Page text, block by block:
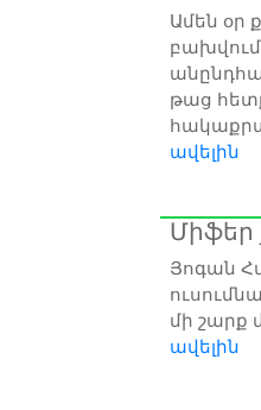
Ամեն օր
թաց
ավելին
Միֆեր
Յոգան
մի շարք
ավելին